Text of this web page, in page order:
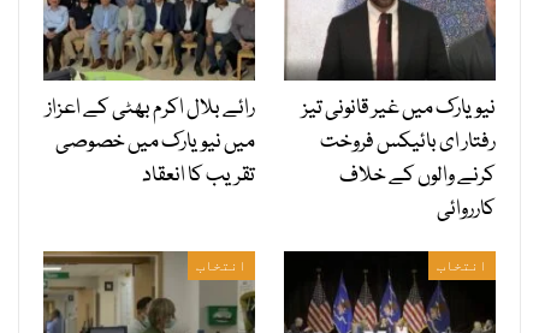
نیویارک میں غیر قانونی تیز
رفتار ای بائیکس فروخت
کرنے والوں کے خلاف
کارروائی
رائے بلال اکرم بھٹی کے اعزاز
میں نیویارک میں خصوصی
تقریب کا انعقاد
انتخاب انتخاب